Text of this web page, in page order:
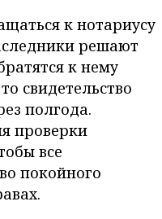
к нотариусу
решают
к нему
свидетельство
полгода.
проверки
все
покойного